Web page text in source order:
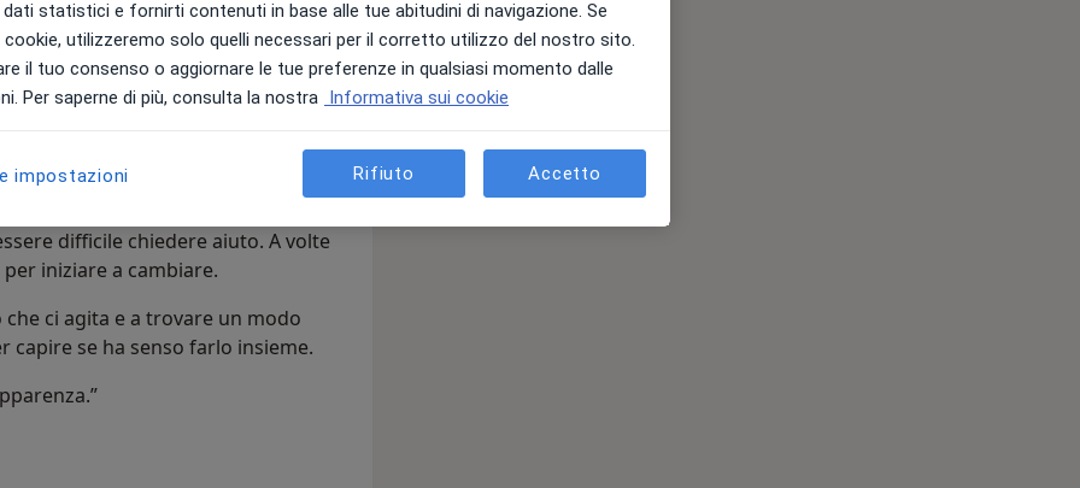
e accompagnato nel tempo
e il suo modo di soffrire. Per potersi
Non si nasce psicoterapeuti,
Il mio percorso di formazione
longevo e strutturato che
attraverso lo studio, la
rapide e miracolose. Questo è un
dal medico al quale si riferiscono i
in questo campo non può esserci
difficile chiedere aiuto. A volte
iniziare a cambiare.
ci agita e a trovare un modo
capire se ha senso farlo insieme.
statistici e fornirti contenuti in base alle tue abitudini di navigazione. Se
utilizzeremo solo quelli necessari per il corretto utilizzo del nostro sito.
il tuo consenso o aggiornare le tue preferenze in qualsiasi momento dalle
Per saperne di più, consulta la nostra Informativa sui cookie
impostazioni Rifiuto Accetto